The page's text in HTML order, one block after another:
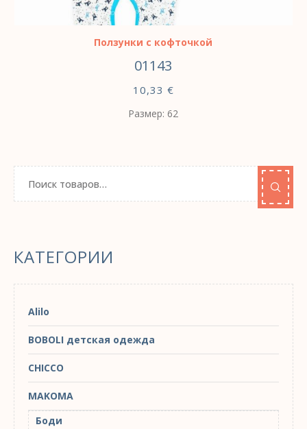
ВЫБЕРИТЕ ПАРАМЕТРЫ
Ползунки с кофточкой
01143
10,33 €
Размер: 62
КАТЕГОРИИ
Alilo
BOBOLI детская одежда
CHICCO
MAKOMA
Боди